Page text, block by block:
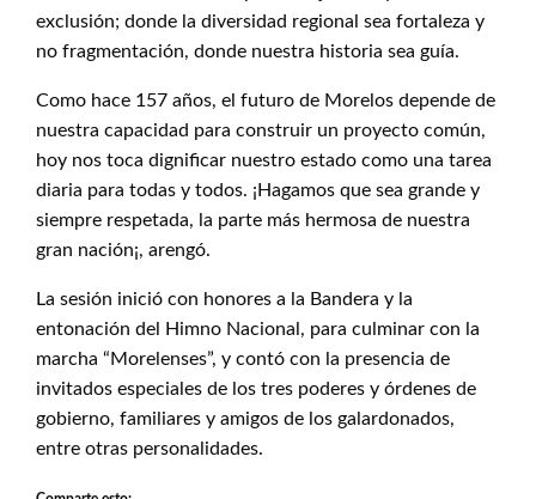
exclusión; donde la diversidad regional sea fortaleza y
no fragmentación, donde nuestra historia sea guía.
Como hace 157 años, el futuro de Morelos depende de
nuestra capacidad para construir un proyecto común,
hoy nos toca dignificar nuestro estado como una tarea
diaria para todas y todos. ¡Hagamos que sea grande y
siempre respetada, la parte más hermosa de nuestra
gran nación¡, arengó.
La sesión inició con honores a la Bandera y la
entonación del Himno Nacional, para culminar con la
marcha “Morelenses”, y contó con la presencia de
invitados especiales de los tres poderes y órdenes de
gobierno, familiares y amigos de los galardonados,
entre otras personalidades.